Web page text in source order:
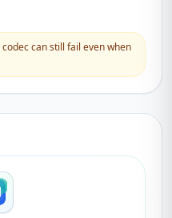
can still fail even when